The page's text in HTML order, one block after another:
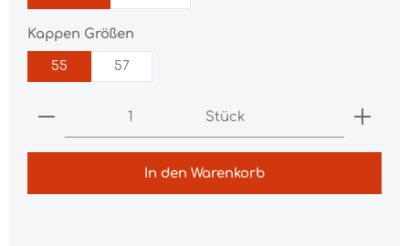
Kappen Größen
55 57
Produkt Anzahl: Gib den gewünschten
Stück
In den Warenkorb